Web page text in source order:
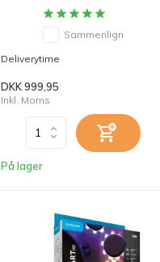
Sammenlign
Deliverytime
DKK 999,95
Inkl. Moms
På lager